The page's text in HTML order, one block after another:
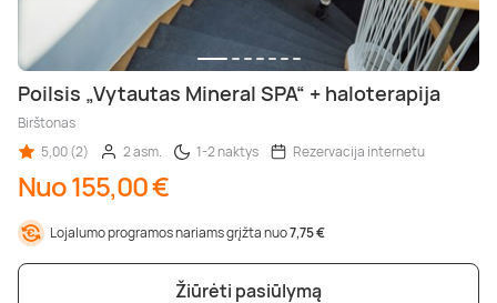
Poilsis „Vytautas Mineral SPA“ + haloterapija
Birštonas
5,00 (2)
2 asm. 1-2 naktys Rezervacija internetu
Nuo 155,00 €
Lojalumo programos nariams grįžta nuo7,75 €
Žiūrėti pasiūlymą